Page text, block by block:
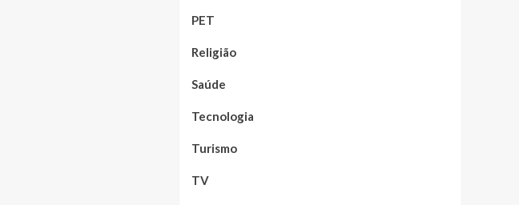
PET
Religião
Saúde
Tecnologia
Turismo
TV